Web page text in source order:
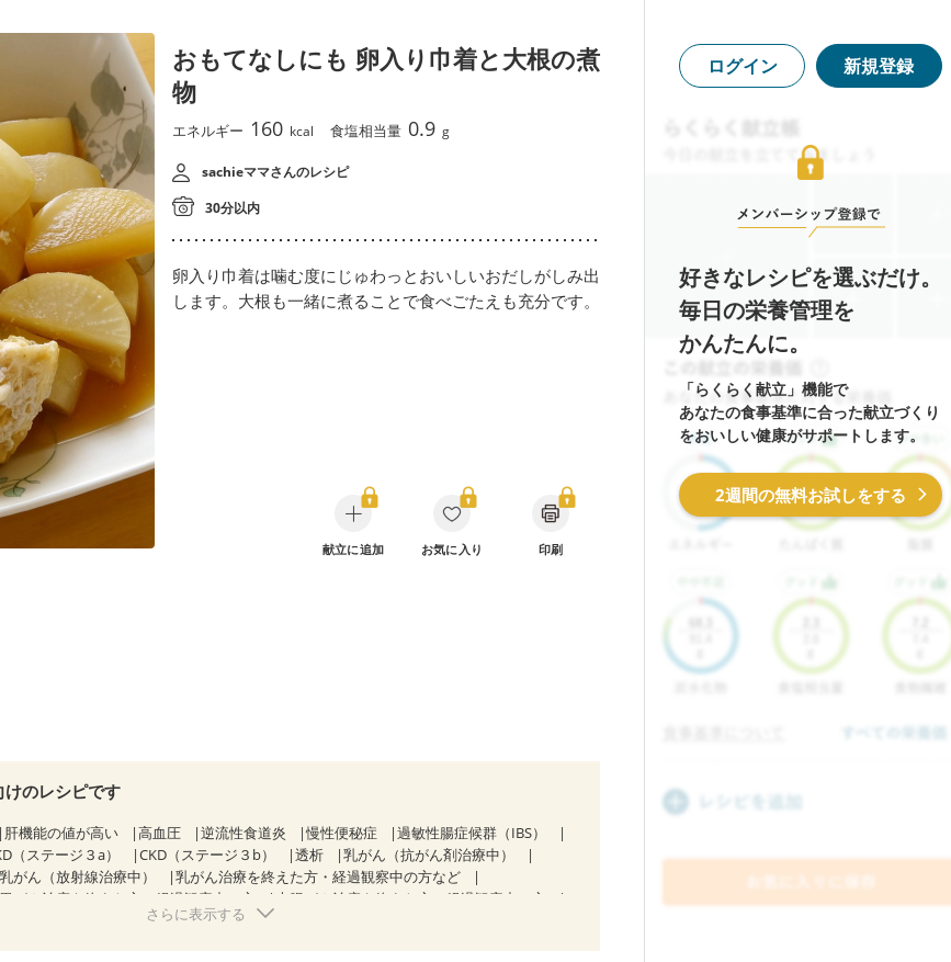
おもてなしにも 卵入り巾着と大根の煮
物
エネルギー 160 kcal 食塩相当量 0.9 g
sachieママさんのレシピ
30分以内
卵入り巾着は噛む度にじゅわっとおいしいおだしがしみ出
します。大根も一緒に煮ることで食べごたえも充分です。
献立に追加 お気に入り 印刷
のレシピです
肝機能の値が高い 高血圧 逆流性食道炎 慢性便秘症
過敏性腸症候群（IBS）
（ステージ３a） CKD（ステージ３b） 透析
乳がん（抗がん剤治療中）
乳がん（放射線治療中）
乳がん治療を終えた方・経過観察中の方など
胃がん治療を終えた方・経過観察中の方
大腸がん治療を終えた方・経過観察中の方
大腸がん（放射線治療中） 飲み込みにくい
さらに表示する
ログイン 新規登録
好きなレシピを選ぶだけ。
毎日の栄養管理を
かんたんに。
「らくらく献立」機能で
あなたの食事基準に合った献立づくり
をおいしい健康がサポートします。
2週間の無料お試しをする